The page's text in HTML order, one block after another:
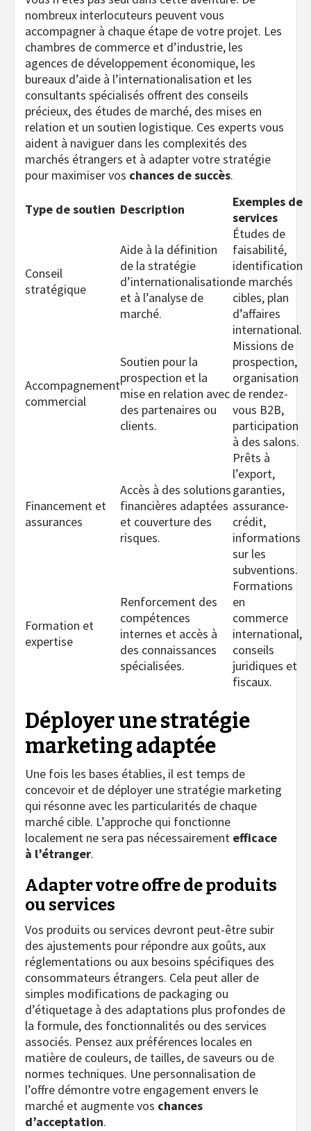
nombreux interlocuteurs peuvent vous
accompagner à chaque étape de votre projet. Les
chambres de commerce et d’industrie, les
agences de développement économique, les
bureaux d’aide à l’internationalisation et les
consultants spécialisés offrent des conseils
précieux, des études de marché, des mises en
relation et un soutien logistique. Ces experts vous
aident à naviguer dans les complexités des
marchés étrangers et à adapter votre stratégie
pour maximiser vos chances de succès.
Type de soutien Description
Exemples de
services
Conseil
stratégique
Aide à la définition
de la stratégie
d’internationalisation
et à l’analyse de
marché.
Études de
faisabilité,
identification
de marchés
cibles, plan
d’affaires
international.
Accompagnement
commercial
Soutien pour la
prospection et la
mise en relation avec
des partenaires ou
clients.
Missions de
prospection,
organisation
de rendez-
vous B2B,
participation
à des salons.
Financement et
assurances
Accès à des solutions
financières adaptées
et couverture des
risques.
Prêts à
l’export,
garanties,
assurance-
crédit,
informations
sur les
subventions.
Formation et
expertise
Renforcement des
compétences
internes et accès à
des connaissances
spécialisées.
Formations
en
commerce
international,
conseils
juridiques et
fiscaux.
Déployer une stratégie
marketing adaptée
Une fois les bases établies, il est temps de
concevoir et de déployer une stratégie marketing
qui résonne avec les particularités de chaque
marché cible. L’approche qui fonctionne
localement ne sera pas nécessairement efficace
à l’étranger.
Adapter votre offre de produits
ou services
Vos produits ou services devront peut-être subir
des ajustements pour répondre aux goûts, aux
réglementations ou aux besoins spécifiques des
consommateurs étrangers. Cela peut aller de
simples modifications de packaging ou
d’étiquetage à des adaptations plus profondes de
la formule, des fonctionnalités ou des services
associés. Pensez aux préférences locales en
matière de couleurs, de tailles, de saveurs ou de
normes techniques. Une personnalisation de
l’offre démontre votre engagement envers le
marché et augmente vos chances
d’acceptation.